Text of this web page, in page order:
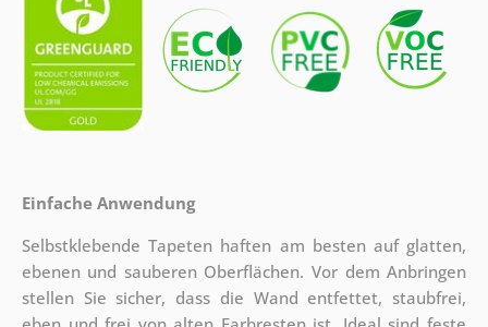
Einfache Anwendung
Selbstklebende Tapeten haften am besten auf glatten,
ebenen und sauberen Oberflächen. Vor dem Anbringen
stellen Sie sicher, dass die Wand entfettet, staubfrei,